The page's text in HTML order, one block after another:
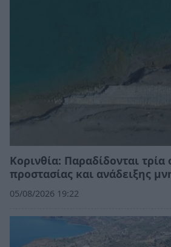
Κορινθία: Παραδίδονται
προστασίας και ανάδειξης
05/08/2026 19:22